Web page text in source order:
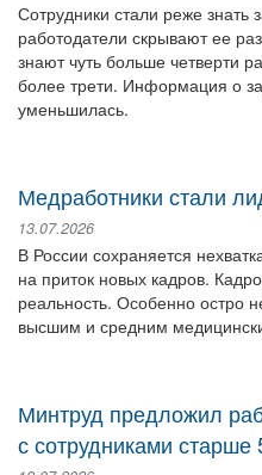
Сотрудники стали реже знать
работодатели скрывают ее
знают чуть больше четверти
более трети. Информация о
уменьшилась.
Медработники стали
13.07.2026
В России сохраняется
на приток новых кадров.
реальность. Особенно остро
высшим и средним
Минтруд предложил
с сотрудниками старше